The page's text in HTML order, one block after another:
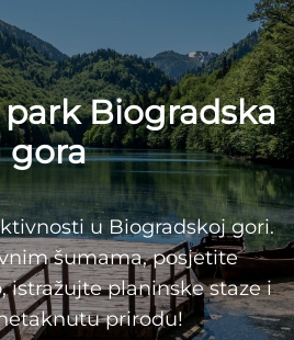
Biogradska
gora
u Biogradskoj gori.
šumama, posjetite
istražujte planinske staze i
prirodu!